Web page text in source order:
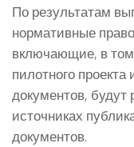
По результатам
нормативные
включающие, в
пилотного
документов,
источниках
документов.